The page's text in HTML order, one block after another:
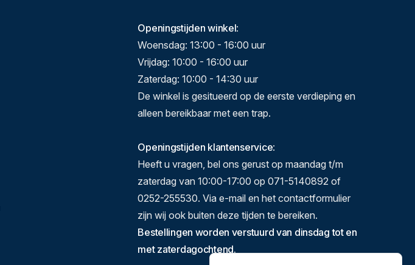
Openingstijden winkel:
Woensdag: 13:00 - 16:00 uur
Vrijdag: 10:00 - 16:00 uur
Zaterdag: 10:00 - 14:30 uur
De winkel is gesitueerd op de eerste verdieping en
alleen bereikbaar met een trap.
Openingstijden klantenservice:
Heeft u vragen, bel ons gerust op maandag t/m
zaterdag van 10:00-17:00 op 071-5140892 of
0252-255530. Via e-mail en het contactformulier
zijn wij ook buiten deze tijden te bereiken.
Bestellingen worden verstuurd van dinsdag tot en
met zaterdagochtend.